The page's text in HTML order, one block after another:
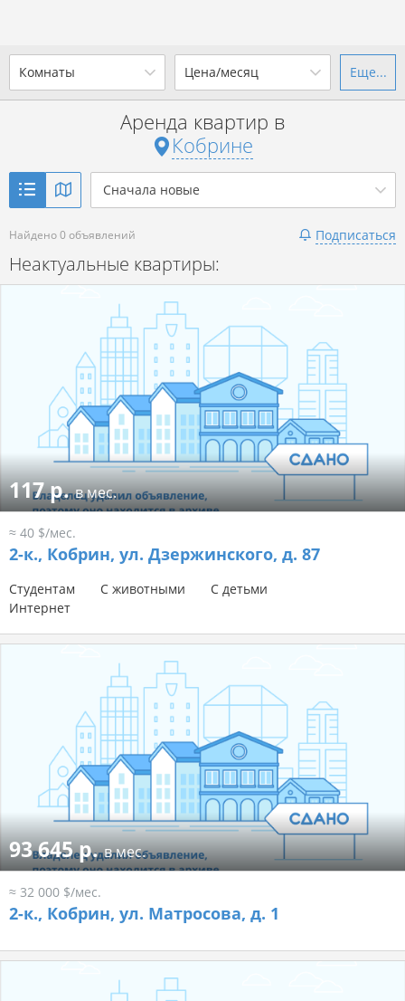
Комнаты
2-комн. 3-комн. 4+
Цена/месяц
от до
р. за всё
Показать объявления
Еще...
Аренда квартир в
Кобрине
Сначала новые
Найдено 0 объявлений Подписаться
Неактуальные квартиры:
117 р.в мес.
≈ 40 $/мес.
2-к., Кобрин, ул. Дзержинского, д. 87
Студентам С животными
С детьми
Интернет
93 645 р.в мес.
≈ 32 000 $/мес.
2-к., Кобрин, ул. Матросова, д. 1
Ваш город -г. Кобрин?
Выбрать город